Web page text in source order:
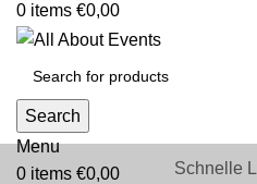
0 items €0,00
Search
Menu
0 items €0,00
Schnelle